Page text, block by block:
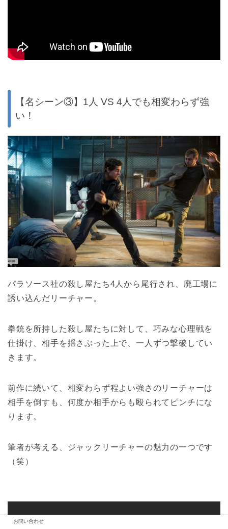
【名シーン③】1人 VS 4人でも相変わらず強
い！
パラソース社の殺し屋たち4人から尾行され、廃工場に
誘い込んだリーチャー。
拳銃を所持した殺し屋たちに対して、巧みな心理戦を
仕掛け、相手を揺さぶった上で、一人ずつ撃破してい
きます。
前作に続いて、相変わらず程よい強さのリーチャーは
相手を倒すも、何度か相手からも殴られてピンチにな
ります。
筆者が考える、ジャックリーチャーの魅力の一つです
（笑）
お問い合わせ